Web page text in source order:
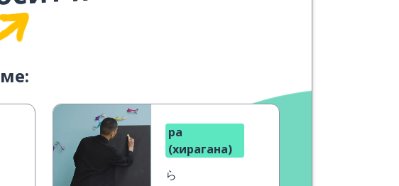
ра
(хирагана)
ら